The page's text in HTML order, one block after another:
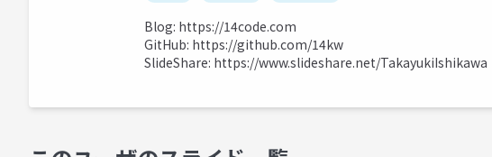
Blog: https://14code.com
GitHub: https://github.com/14kw
SlideShare: https://www.slideshare.net/TakayukiIshikawa